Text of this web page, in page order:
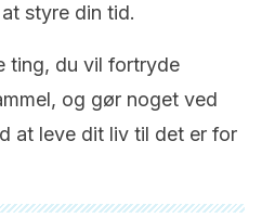
styre din tid.
ting, du vil fortryde
og gør noget ved
at leve dit liv til det er for